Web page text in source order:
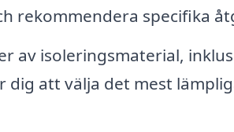
rekommendera specifika
av isoleringsmaterial,
dig att välja det mest